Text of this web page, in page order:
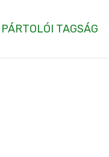
PÁRTOLÓI TAGSÁG